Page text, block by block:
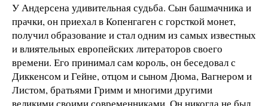
У Андерсена удивительная судьба. Сын башмачника и
прачки, он приехал в Копенгаген с горсткой монет,
получил образование и стал одним из самых известных
и влиятельных европейских литераторов своего
времени. Его принимал сам король, он беседовал с
Диккенсом и Гейне, отцом и сыном Дюма, Вагнером и
Листом, братьями Гримм и многими другими